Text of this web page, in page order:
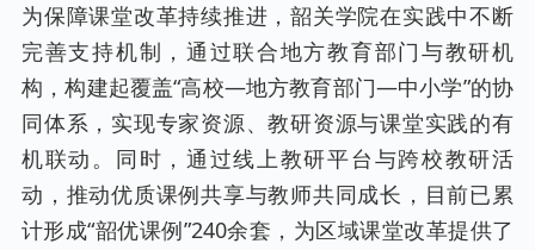
为保障课堂改革持续推进，韶关学院在实践中不断
完善支持机制，通过联合地方教育部门与教研机
构，构建起覆盖“高校—地方教育部门—中小学”的协
同体系，实现专家资源、教研资源与课堂实践的有
机联动。同时，通过线上教研平台与跨校教研活
动，推动优质课例共享与教师共同成长，目前已累
计形成“韶优课例”240余套，为区域课堂改革提供了